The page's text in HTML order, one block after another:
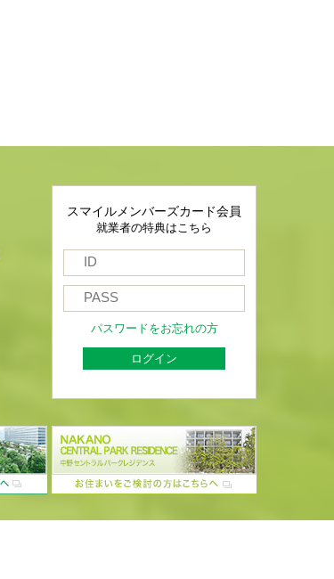
スマイルメンバーズカード会員
就業者の特典はこちら
パスワードをお忘れの方